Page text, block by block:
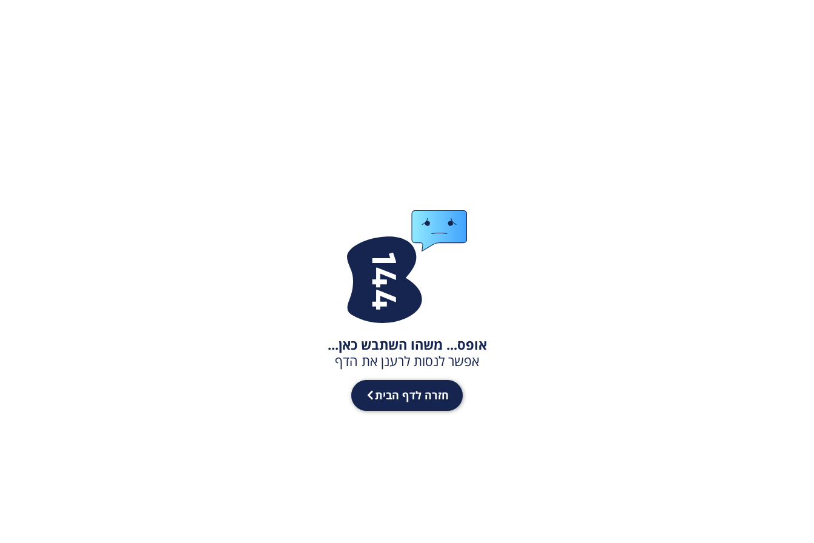
אופס... משהו השתבש כאן...
אפשר לנסות לרענן את הדף
חזרה לדף הבית